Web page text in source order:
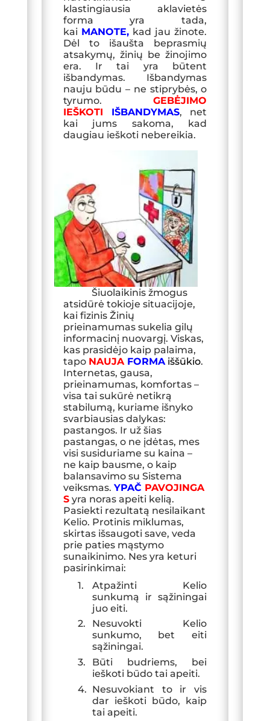
klastingiausia aklavietės
forma yra tada,
kai MANOTE,kad jau žinote.
Dėl to išaušta beprasmių
atsakymų, žinių be žinojimo
era. Ir tai yra būtent
išbandymas. Išbandymas
nauju būdu – ne stiprybės, o
tyrumo.GEBĖJIMO
IEŠKOTI IŠBANDYMAS, net
kai jums sakoma, kad
daugiau ieškoti nebereikia.
Šiuolaikinis žmogus
atsidūrė tokioje situacijoje,
kai fizinis Žinių
prieinamumas sukelia gilų
informacinį nuovargį. Viskas,
kas prasidėjo kaip palaima,
tapo NAUJA FORMA iššūkio.
Internetas, gausa,
prieinamumas, komfortas –
visa tai sukūrė netikrą
stabilumą, kuriame išnyko
svarbiausias dalykas:
pastangos. Ir už šias
pastangas, o ne įdėtas, mes
visi susiduriame su kaina –
ne kaip bausme, o kaip
balansavimo su Sistema
veiksmas. YPAČ PAVOJINGA
Syra noras apeiti kelią.
Pasiekti rezultatą nesilaikant
Kelio. Protinis miklumas,
skirtas išsaugoti save, veda
prie paties mąstymo
sunaikinimo. Nes yra keturi
pasirinkimai:
1.
Atpažinti Kelio
sunkumą ir sąžiningai
juo eiti.
2.
Nesuvokti Kelio
sunkumo, bet eiti
sąžiningai.
3.
Būti budriems, bei
ieškotibūdo tai apeiti.
4. Nesuvokiant to ir vis
dar ieškotibūdo, kaip
tai apeiti.